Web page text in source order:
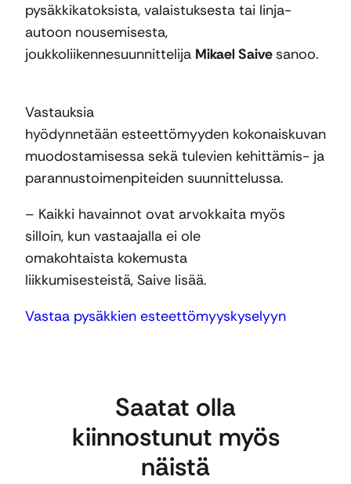
pysäkkikatoksista, valaistuksesta tai linja-
autoon nousemisesta,
joukkoliikennesuunnittelija Mikael Saivesanoo.
Vastauksia
hyödynnetään esteettömyyden kokonaiskuvan
muodostamisessa sekä tulevien kehittämis- ja
parannustoimenpiteiden suunnittelussa.
– Kaikki havainnot ovat arvokkaita myös
silloin, kun vastaajalla ei ole
omakohtaista kokemusta
liikkumisesteistä, Saive lisää.
Vastaa pysäkkien esteettömyyskyselyyn
Saatat olla
kiinnostunut myös
näistä